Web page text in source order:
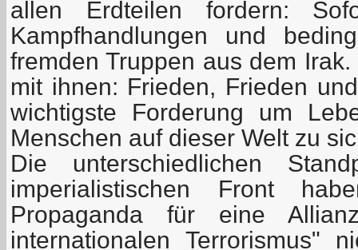
allen Erdteilen fordern:
Kampfhandlungen und
fremden Truppen aus dem
mit ihnen: Frieden, Frieden
wichtigste Forderung um
Menschen auf dieser Welt zu
Die unterschiedlichen
imperialistischen Front
Propaganda für eine
internationalen Terrorismus"